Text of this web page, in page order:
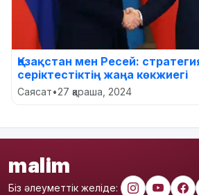
Қазақстан мен Ресей:
серіктестіктің жаңа көкжиегі
Саясат•27 қараша, 2024
malim
Біз әлеуметтік желіде: